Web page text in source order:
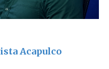
Acapulco